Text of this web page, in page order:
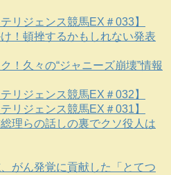
リジェンス競馬EX＃033】
！頓挫するかもしれない発表
！久々の“ジャニーズ崩壊”情報
リジェンス競馬EX＃032】
リジェンス競馬EX＃031】
理らの話しの裏でクソ役人は
がん発覚に貢献した「とてつ